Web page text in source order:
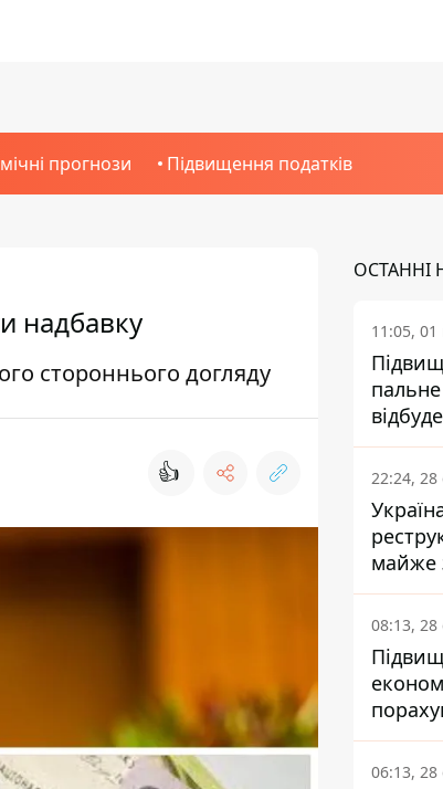
прогнози Підвищення податків
надбавку
стороннього догляду
👍
ОСТАННІ
11:05,
22:24,
майже
08:13,
06:13,